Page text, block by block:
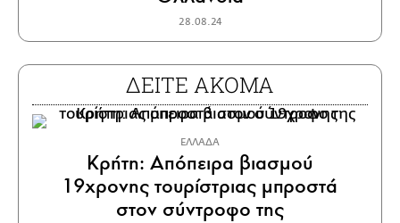
28.08.24
ΔΕΙΤΕ ΑΚΟΜΑ
ΕΛΛΑΔΑ
Κρήτη: Απόπειρα βιασμού
19χρονης τουρίστριας μπροστά
στον σύντροφο της